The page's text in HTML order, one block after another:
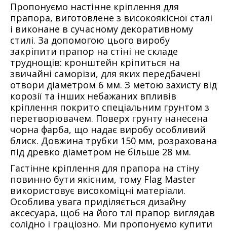
Пропонуємо настінне кріплення для
прапора, виготовлене з високоякісної сталі
і виконане в сучасному декоративному
стилі. За допомогою цього виробу
закріпити прапор на стіні не складе
труднощів: кронштейн кріпиться на
звичайні саморізи, для яких передбачені
отвори діаметром 6 мм. З метою захисту від
корозії та інших небажаних впливів
кріплення покрито спеціальним грунтом з
перетворювачем. Поверх грунту нанесена
чорна фарба, що надає виробу особливий
блиск. Довжина трубки 150 мм, розрахована
під древко діаметром не більше 28 мм.
Гастінне кріплення для прапора на стіну
повинно бути якісним, тому Flag Master
використовує високоміцні матеріали.
Особлива увага приділяється дизайну
аксесуара, щоб на його тлі прапор виглядав
солідно і граціозно. Ми пропонуємо купити